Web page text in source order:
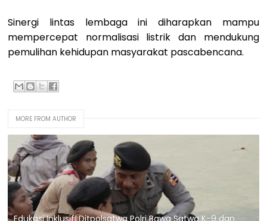
Sinergi lintas lembaga ini diharapkan mampu
mempercepat normalisasi listrik dan mendukung
pemulihan kehidupan masyarakat pascabencana.
MORE FROM AUTHOR
Edukasi Inklusif, Ditpolsatwa Polri Bawa Satwa K-9 dan